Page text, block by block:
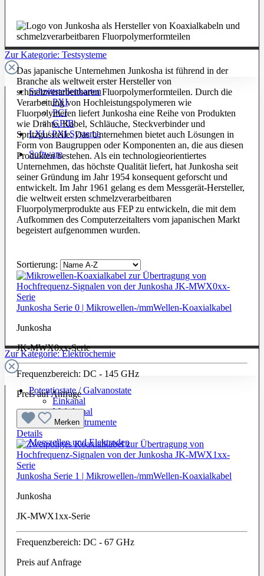
Zur Kategorie: Testsysteme
Schnittstellenkarten
PXI
PCI
GPIB
LXI / PXI Systeme
Software
Zur Kategorie: Elektrochemie
Potentiostate / Galvanostate
Einkanal
Mehrkanal
Labor-Messinstrumente
Messzellen und Elektroden
Das japanische Unternehmen Junkosha ist führend in der
Branche als weltweit erster Hersteller von
schmelzverarbeitbaren Fluorpolymerformteilen. Durch die
Verarbeitung von Hochleistungspolymeren wie
Fluorpolymeren liefert Junkosha eine Reihe von Produkten
wie Drähte, Kabel, Schläuche, Steckverbinder und
Spritzgussteile. Das Unternehmen bietet auch Lösungen in
Form von Baugruppen oder Komponenten an, die aus diesen
Produkten bestehen. Als ein technologieorientiertes
Unternehmen, das höchste Qualität liefert, hat Junkosha seit
seiner Gründung im Jahr 1954 konsequent geforscht und
entwickelt. Im Jahr 1961 gelang es dem Messgerät-Hersteller,
die weltweit ersten schmelzverarbeitbaren
Fluorpolymerprodukte aus FEP zu entwickeln, die mit dem
Aufkommen des Computerzeitalters vom japanischen Markt
begeistert aufgenommen wurden.
Sortierung:
Junkosha Serie 0 | Mikrowellen-/mmWellen-Koaxialkabel
Junkosha
JK-MWX0xx-Serie
Frequenzbereich: DC - 145 GHz
Preis auf Anfrage
Merken
Details
Junkosha Serie 1 | Mikrowellen-/mmWellen-Koaxialkabel
Junkosha
JK-MWX1xx-Serie
Frequenzbereich: DC - 67 GHz
Preis auf Anfrage